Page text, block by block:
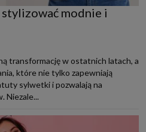
modnie i
transformację w ostatnich latach, a
które nie tylko zapewniają
sylwetki i pozwalają na
Niezale...